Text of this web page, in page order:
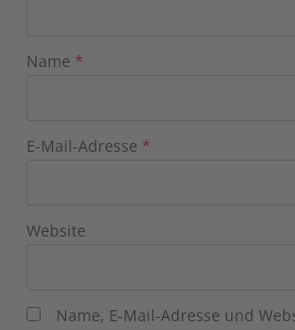
Name *
E-Mail-Adresse *
Website
Name, E-Mail-Adresse und